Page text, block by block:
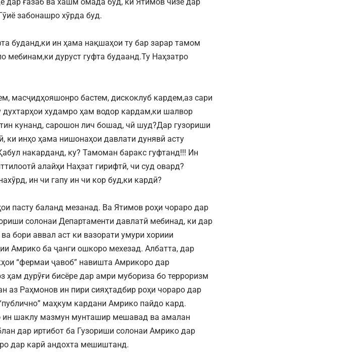
забонашро хӯрда буд.
буданд,ки ин ҳама нақшаҳои ту бар зарар тамом
мебинам,ки дуруст гуфта будаанд.Ту Наҳзатро
масҷидҳояшонро бастем, дискоклуб кардем,аз сари
худамро ҳам водор кардам,ки шалвор
кунанд, сарошон лич бошад, чӣ шуд?Дар гузориши
ки инҳо ҳама нишонаҳои давлати дунявӣ асту
накарданд, ку? Тамоман баракс гуфтанд!!! Ин
алайҳи Наҳзат гирифтӣ, чи суд овард?
ин чи гапу ин чи кор буд,ки кардӣ?
пасту баланд мезанад. Ва Ятимов роҳи чораро дар
солонаи Департаменти давлатӣ мебинад, ки дар
бори аввал аст ки вазорати умури хориии
Амрико ба ҷанги ошкоро мехезад. Албатта, дар
“фермаи ҷавоб” навишта Амрикоро дар
ҳам дурӯғи бисёре дар амри мубориза бо терроризм
аз Раҳмонов ин пири сияҳтадбир роҳи чораро дар
маҳкум кардани Амрико пайдо кард.
ин шаклу мазмун мунташир мешавад ва амалан
дар иртибот ба Гузориши солонаи Амрико дар
дар карӣ андохта мешиштанд.